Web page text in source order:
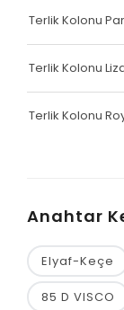
Terlik Kolonu
Terlik Kolonu
Terlik Kolonu
Anahtar
Elyaf-Keçe
85 D VISCO